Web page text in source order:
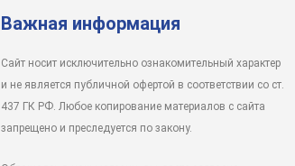
Важная информация
Сайт носит исключительно ознакомительный характер
и не является публичной офертой в соответствии со ст.
437 ГК РФ. Любое копирование материалов с сайта
запрещено и преследуется по закону.